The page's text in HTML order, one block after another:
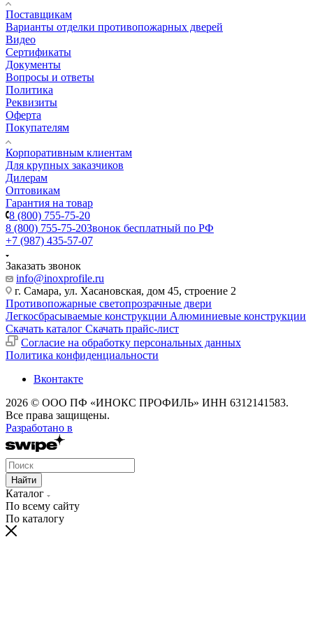
Поставщикам
Варианты отделки противопожарных дверей
Видео
Сертификаты
Документы
Вопросы и ответы
Политика
Реквизиты
Оферта
Покупателям
Корпоративным клиентам
Для крупных заказчиков
Дилерам
Оптовикам
Гарантия на товар
8 (800) 755-75-20
8 (800) 755-75-20Звонок бесплатный по РФ
+7 (987) 435-57-07
Заказать звонок
info@inoxprofile.ru
г. Самара, ул. Хасановская, дом 45, строение 2
Противопожарные светопрозрачные двери
Легкосбрасываемые конструкции Алюминиевые конструкции
Скачать каталог Скачать прайс-лист
Cогласие на обработку персональных данных
Политика конфиденциальности
Вконтакте
2026 © ООО ПФ «ИНОКС ПРОФИЛЬ» ИНН 6312141583.
Все права защищены.
Разработано в
Найти
Каталог
По всему сайту
По каталогу